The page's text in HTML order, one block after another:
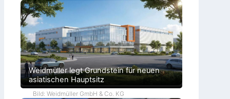
Weidmüller legt Grundstein für neuen
asiatischen Hauptsitz
Bild: Weidmüller GmbH & Co. KG